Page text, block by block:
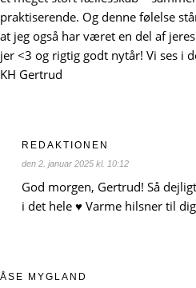
praktiserende. Og denne følelse
at jeg også har været en del af
jer <3 og rigtig godt nytår! Vi ses i
KH Gertrud
REDAKTIONEN
den 2. januar 2025 kl. 10:12
God morgen, Gertrud! Så
i det hele ♥️ Varme hilsner til
ÅSE MYGLAND